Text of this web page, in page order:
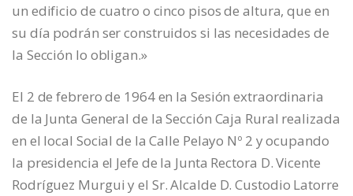
un edificio de cuatro o cinco pisos de altura, que en
su día podrán ser construidos si las necesidades de
la Sección lo obligan.»
El 2 de febrero de 1964 en la Sesión extraordinaria
de la Junta General de la Sección Caja Rural realizada
en el local Social de la Calle Pelayo Nº 2 y ocupando
la presidencia el Jefe de la Junta Rectora D. Vicente
Rodríguez Murgui y el Sr. Alcalde D. Custodio Latorre